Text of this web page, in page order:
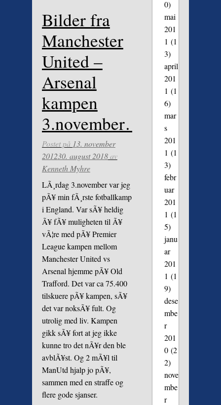
Bilder fra
Manchester
United –
Arsenal
kampen
3.november…
Postet på 13. november
201230. august 2018av
Kenneth Myhre
LÃ¸rdag 3.november var jeg
pÃ¥ min fÃ¸rste fotballkamp
i England. Var sÃ¥ heldig
Ã¥ fÃ¥ muligheten til Ã¥
vÃ¦re med pÃ¥ Premier
League kampen mellom
Manchester United vs
Arsenal hjemme pÃ¥ Old
Trafford. Det var ca 75.400
tilskuere pÃ¥ kampen, sÃ¥
det var noksÃ¥ fult. Og
utrolig med liv. Kampen
gikk sÃ¥ fort at jeg ikke
kunne tro det nÃ¥r den ble
avblÃ¥st. Og 2 mÃ¥l til
ManUtd hjalp jo pÃ¥,
sammen med en straffe og
flere gode sjanser.
0)
mai
201
1 (1
3)
april
201
1 (1
6)
mar
s
201
1 (1
3)
febr
uar
201
1 (1
5)
janu
ar
201
1 (1
9)
dese
mbe
r
201
0(2
2)
nove
mbe
r